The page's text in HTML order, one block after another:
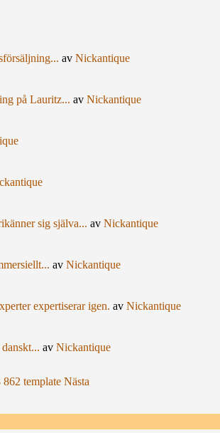
av Nickantique
på Lauritz... av Nickantique
sig själva... av Nickantique
av Nickantique
expertiserar igen. av Nickantique
av Nickantique
862 template Nästa